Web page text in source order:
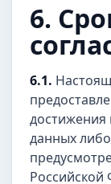
6.
6.1.
достижения
данных
Российской